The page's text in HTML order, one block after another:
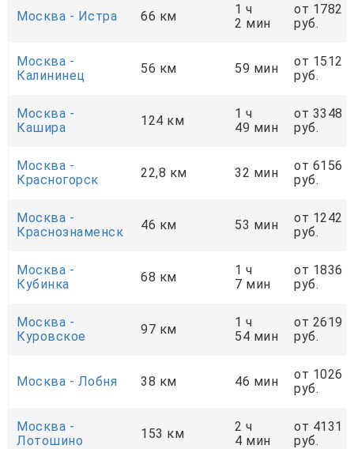
Москва - Истра 66 км
1 ч
2 мин
от 1782
руб.
Москва -
Калининец
56 км 59 мин
от 1512
руб.
Москва -
Кашира
124 км
1 ч
49 мин
от 3348
руб.
Москва -
Красногорск
22,8 км 32 мин
от 6156
руб.
Москва -
Краснознаменск
46 км 53 мин
от 1242
руб.
Москва -
Кубинка
68 км
1 ч
7 мин
от 1836
руб.
Москва -
Куровское
97 км
1 ч
54 мин
от 2619
руб.
Москва - Лобня 38 км 46 мин
от 1026
руб.
Москва -
Лотошино
153 км
2 ч
4 мин
от 4131
руб.